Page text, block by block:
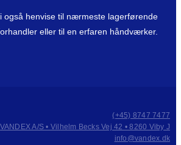
også henvise til nærmeste lagerførende
eller til en erfaren håndværker.
(+45) 8747 7477
VANDEX A/S • Vilhelm Becks Vej 42 • 8260 Viby J
info@vandex.dk